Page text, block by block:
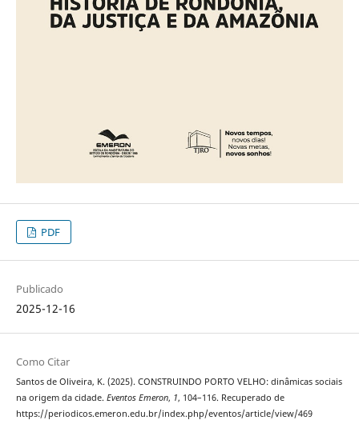
PDF
Publicado
2025-12-16
Como Citar
Santos de Oliveira, K. (2025). CONSTRUINDO PORTO VELHO: dinâmicas sociais
na origem da cidade. Eventos Emeron, 1, 104–116. Recuperado de
https://periodicos.emeron.edu.br/index.php/eventos/article/view/469